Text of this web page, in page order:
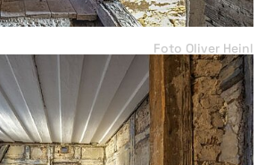
Foto Oliver Heinl